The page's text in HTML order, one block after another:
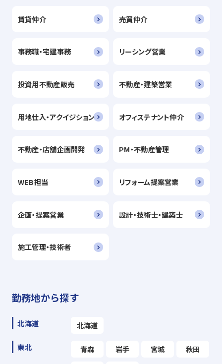
賃貸仲介 売買仲介
事務職・宅建事務 リーシング営業
投資用不動産販売 不動産・建築営業
用地仕入・アクイジション オフィステナント仲介
不動産・店舗企画開発 PM・不動産管理
WEB担当 リフォーム提案営業
企画・提案営業 設計・技術士・建築士
施工管理・技術者
勤務地から探す
北海道 北海道
東北 青森 岩手 宮城 秋田